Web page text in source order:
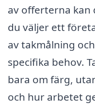
av offerterna kan
du väljer ett
av takmålning
specifika behov.
bara om färg,
och hur arbetet